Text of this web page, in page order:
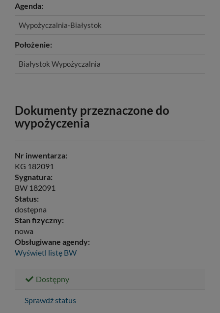
Agenda:
Wypożyczalnia-Białystok
Położenie:
Białystok Wypożyczalnia
Dokumenty przeznaczone do
wypożyczenia
Nr inwentarza:
KG 182091
Sygnatura:
BW 182091
Status:
dostępna
Stan fizyczny:
nowa
Obsługiwane agendy:
Wyświetl listę BW
Dostępny
Sprawdź status